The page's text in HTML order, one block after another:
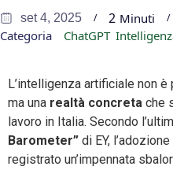
set 4, 2025 2 Minuti
Categoria
ChatGPT
L’intelligenza artificiale non
ma una realtà concreta che
lavoro in Italia. Secondo
Barometer” di EY,
registrato un’impennata